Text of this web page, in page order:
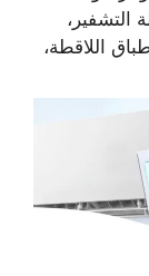
التشفير،
اللاقطة،